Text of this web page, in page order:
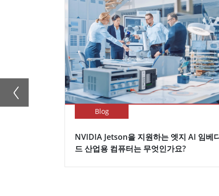
Blog
NVIDIA Jetson을 지원하는 엣지 AI 임베
드 산업용 컴퓨터는 무엇인가요?